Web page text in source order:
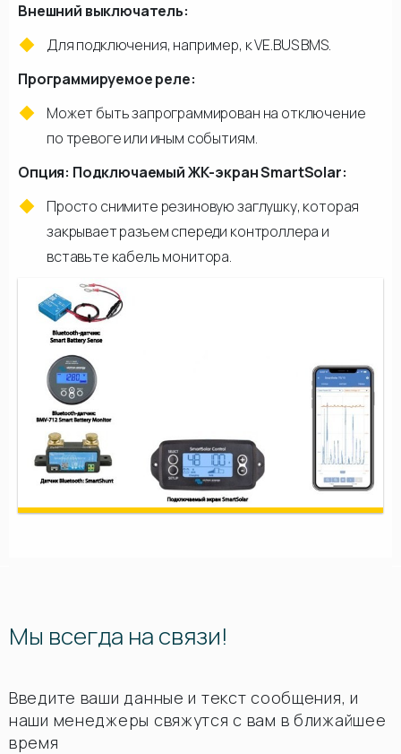
Внешний выключатель:
Для подключения, например, к VE.BUS BMS.
Программируемое реле:
Может быть запрограммирован на отключение
по тревоге или иным событиям.
Опция: Подключаемый ЖК-экран SmartSolar:
Просто снимите резиновую заглушку, которая
закрывает разъем спереди контроллера и
вставьте кабель монитора.
Мы всегда на связи!
Введите ваши данные и текст сообщения, и
наши менеджеры свяжутся с вам в ближайшее
время